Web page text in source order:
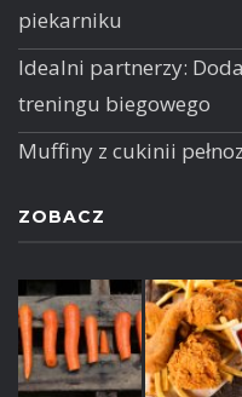
piekarniku
Idealni partnerzy:
treningu biegowego
Muffiny z cukinii
ZOBACZ